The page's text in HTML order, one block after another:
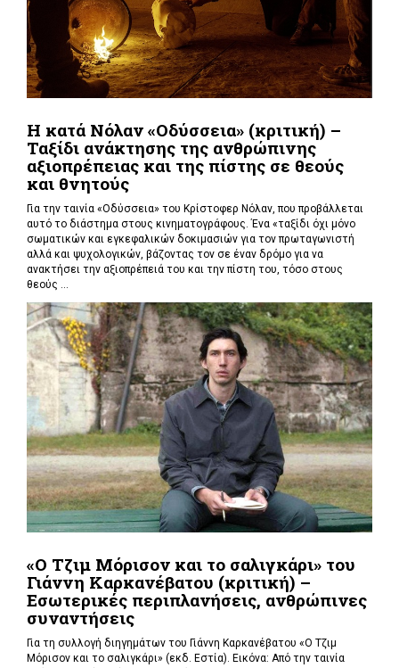
Η κατά Νόλαν «Οδύσσεια» (κριτική) –
Ταξίδι ανάκτησης της ανθρώπινης
αξιοπρέπειας και της πίστης σε θεούς
και θνητούς
Για την ταινία «Οδύσσεια» του Κρίστοφερ Νόλαν,που προβάλλεται
αυτό το διάστημα στους κινηματογράφους. Ένα «ταξίδι όχι μόνο
σωματικών και εγκεφαλικών δοκιμασιών για τον πρωταγωνιστή
αλλά και ψυχολογικών, βάζοντας τον σε έναν δρόμο για να
ανακτήσει την αξιοπρέπειά του και την πίστη του, τόσο στους
θεούς ...
«Ο Τζιμ Μόρισον και το σαλιγκάρι» του
Γιάννη Καρκανέβατου (κριτική) –
Εσωτερικές περιπλανήσεις, ανθρώπινες
συναντήσεις
Για τη συλλογή διηγημάτων του Γιάννη Καρκανέβατου «Ο Τζιμ
Μόρισον και το σαλιγκάρι» (εκδ. Εστία). Εικόνα: Από την ταινία